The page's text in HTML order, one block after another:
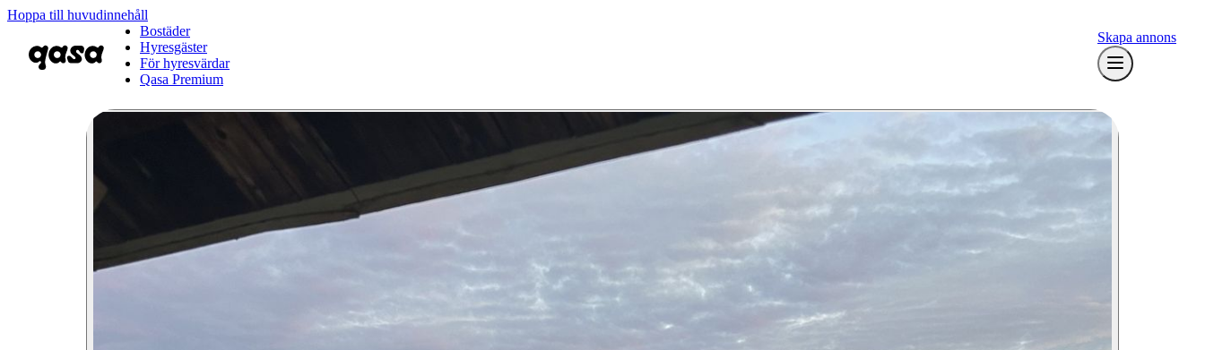
Hoppa till huvudinnehåll
Bostäder
Hyresgäster
För hyresvärdar
Qasa Premium
Skapa annons